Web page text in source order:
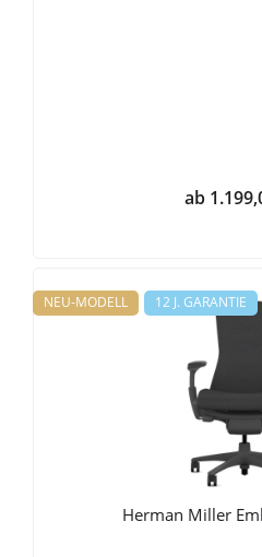
ab
NEU-MODELL 12 J. GARANTIE
Herman Miller